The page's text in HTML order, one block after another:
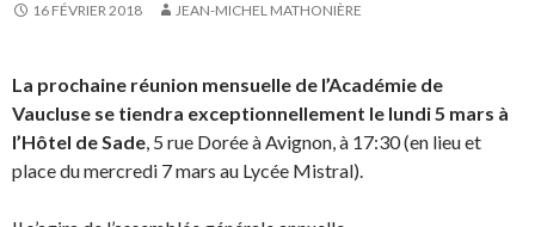
16 FÉVRIER 2018 JEAN-MICHEL MATHONIÈRE
La prochaine réunion mensuelle de l’Académie de
Vaucluse se tiendra exceptionnellement le lundi 5 mars à
l’Hôtel de Sade, 5 rue Dorée à Avignon, à 17:30 (en lieu et
place du mercredi 7 mars au Lycée Mistral).